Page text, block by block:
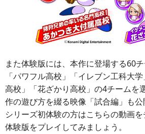
また体験版には、本作に登場する60チ
「パワフル高校」「イレブン工科大
高校」「花ざかり高校」の4チームを
作の遊び方を綴る映像「試合編」も公
シリーズ初体験の方はこちらの動画を
体験版をプレイしてみましょう。